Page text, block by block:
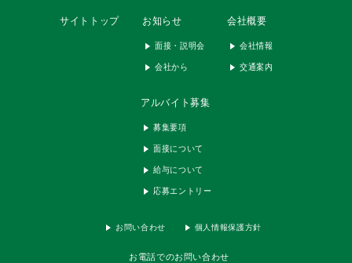
サイトトップ お知らせ
面接・説明会
会社から
会社概要
会社情報
交通案内
アルバイト募集
募集要項
面接について
給与について
応募エントリー
お問い合わせ 個人情報保護方針
お電話でのお問い合わせ